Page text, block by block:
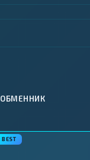
ОБМЕННИК